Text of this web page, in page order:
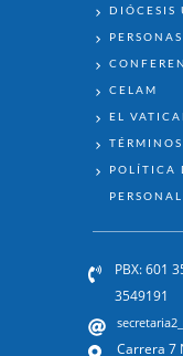
DIÓCESIS
CELAM
EL
POLÍTICA
PBX: 601
3549191
Carrera 7